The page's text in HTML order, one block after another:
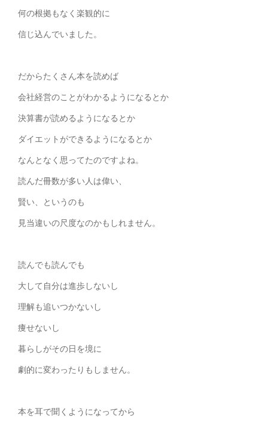
何の根拠もなく楽観的に
信じ込んでいました。
だからたくさん本を読めば
会社経営のことがわかるようになるとか
決算書が読めるようになるとか
ダイエットができるようになるとか
なんとなく思ってたのですよね。
読んだ冊数が多い人は偉い、
賢い、というのも
見当違いの尺度なのかもしれません。
読んでも読んでも
大して自分は進歩しないし
理解も追いつかないし
痩せないし
暮らしがその日を境に
劇的に変わったりもしません。
本を耳で聞くようになってから